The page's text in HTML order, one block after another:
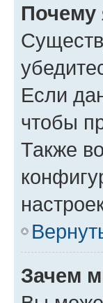
Почему
Если
чтобы
Также
Зачем